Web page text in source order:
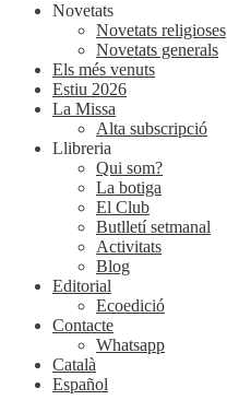
Novetats
Novetats religioses
Novetats generals
Els més venuts
Estiu 2026
La Missa
Alta subscripció
Llibreria
Qui som?
La botiga
El Club
Butlletí setmanal
Activitats
Blog
Editorial
Ecoedició
Contacte
Whatsapp
Català
Español